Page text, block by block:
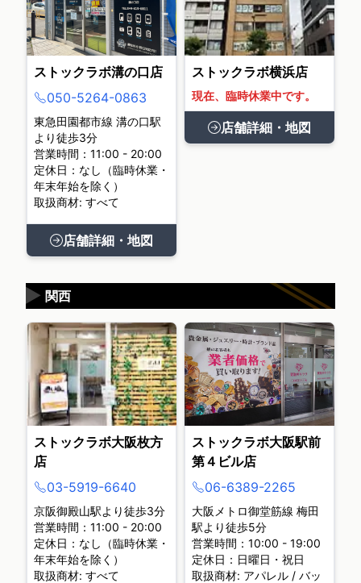
ストックラボ溝の口店
050-5264-0863
東急田園都市線 溝の口駅
より徒歩3分
営業時間：11:00 - 20:00
定休日：なし（臨時休業・
年末年始を除く）
取扱商材: すべて
店舗詳細・地図
ストックラボ横浜店
現在、臨時休業中です。
店舗詳細・地図
関西
▶
ストックラボ大阪枚方
店
03-5919-6640
京阪御殿山駅より徒歩3分
営業時間：11:00 - 20:00
定休日：なし（臨時休業・
年末年始を除く）
取扱商材: すべて
ストックラボ大阪駅前
第４ビル店
06-6389-2265
大阪メトロ御堂筋線 梅田
駅より徒歩5分
営業時間：10:00 - 19:00
定休日：日曜日・祝日
取扱商材: アパレル / バッ